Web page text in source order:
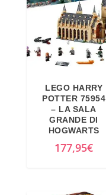
r
i
g
i
a
l
e
r
a
t
t
u
l
e
è
4
LEGO HARRY
POTTER 75954
– LA SALA
GRANDE DI
HOGWARTS
177,95€